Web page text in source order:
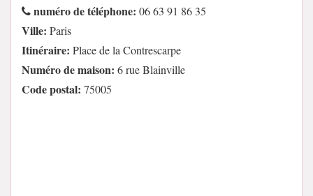
numéro de téléphone: 06 63 91 86 35
Ville: Paris
Itinéraire: Place de la Contrescarpe
Numéro de maison: 6 rue Blainville
Code postal: 75005